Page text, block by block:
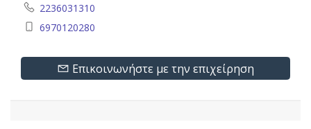
2236031310
6970120280
Επικοινωνήστε με την επιχείρηση